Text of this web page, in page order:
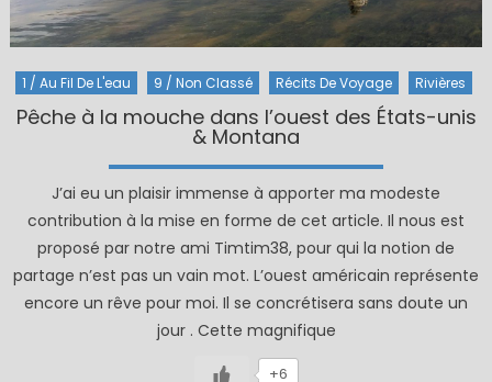
1 / Au Fil De L'eau 9 / Non Classé Récits De Voyage Rivières
Pêche à la mouche dans l’ouest des États-unis
& Montana
J’ai eu un plaisir immense à apporter ma modeste
contribution à la mise en forme de cet article. Il nous est
proposé par notre ami Timtim38, pour qui la notion de
partage n’est pas un vain mot. L’ouest américain représente
encore un rêve pour moi. Il se concrétisera sans doute un
jour . Cette magnifique
+6